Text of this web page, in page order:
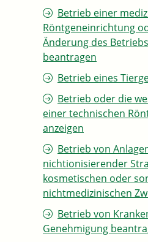
Betrieb einer
Röntgeneinrichtung
Änderung des
beantragen
Betrieb eines
Betrieb oder die
einer technischen
anzeigen
Betrieb von
nichtionisierender
kosmetischen oder
nichtmedizinischen
Betrieb von
Genehmigung